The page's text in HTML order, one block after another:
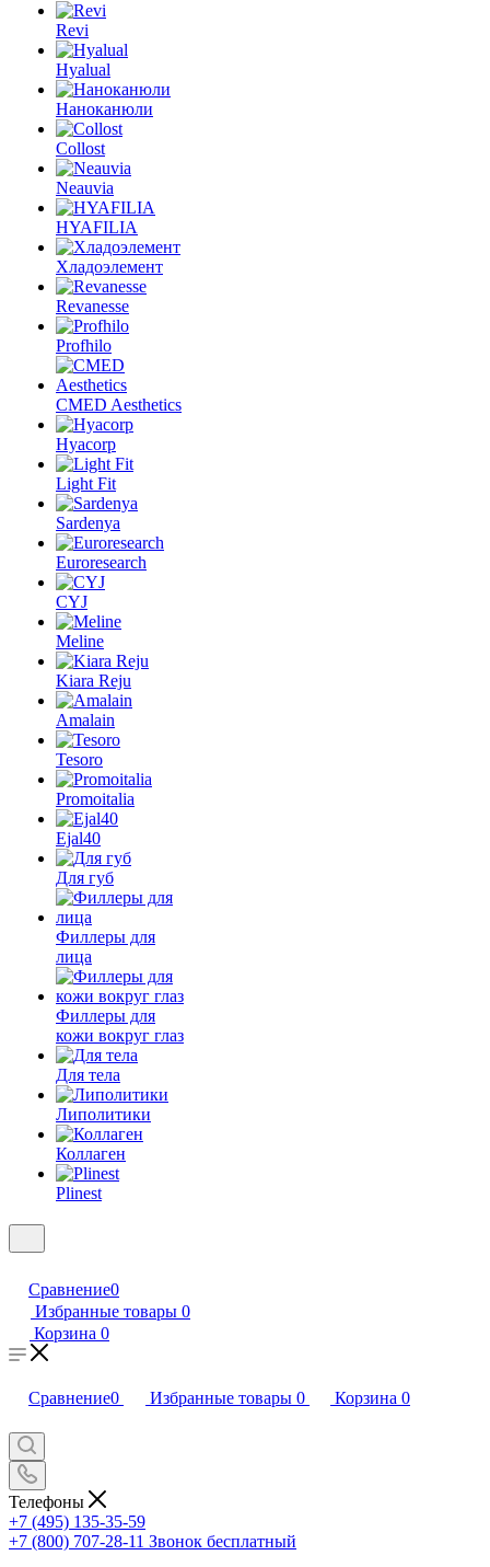
Revi
Hyalual
Наноканюли
Collost
Neauvia
HYAFILIA
Хладоэлемент
Revanesse
Profhilo
CMED Aesthetics
Hyacorp
Light Fit
Sardenya
Euroresearch
CYJ
Meline
Kiara Reju
Amalain
Tesoro
Promoitalia
Ejal40
Для губ
Филлеры для
лица
Филлеры для
кожи вокруг глаз
Для тела
Липолитики
Коллаген
Plinest
Сравнение0
Избранные товары 0
Корзина 0
Сравнение0 Избранные товары 0 Корзина 0
Телефоны
+7 (495) 135-35-59
+7 (800) 707-28-11 Звонок бесплатный